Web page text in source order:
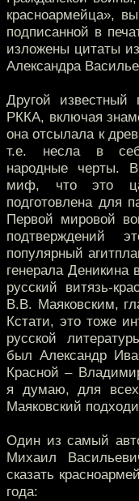
красноармейца»,
подписанной в
изложены цитаты
Александра
Другой
РККА, включая
она отсылала к
т.е. несла в
народные черты.
миф, что это
подготовлена для
Первой мировой
подтверждений
популярный
генерала Деникина
русский витязь-
В.В. Маяковским,
Кстати, это тоже
русской
был Александр
Красной –
я думаю, для всех
Маяковский
Один из самый
Михаил
сказать
года: